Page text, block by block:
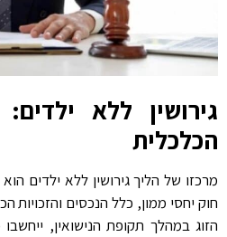
גירושין ללא
הכלכלית
מרכזו של הליך גירושין ללא ילדים
חוק יחסי ממון, כלל הנכסים והזכויות
הזוג במהלך תקופת הנישואין,